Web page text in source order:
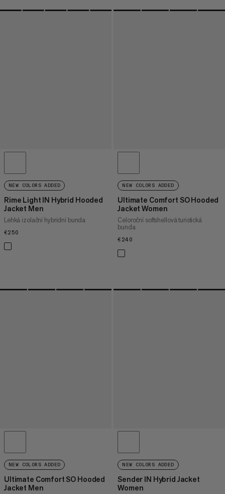
NEW COLORS ADDED
Rime Light IN Hybrid Hooded
Jacket Men
Lehká izolační hybridní bunda
€250
NEW COLORS ADDED
Ultimate Comfort SO Hooded
Jacket Women
Celoroční softshellová turistická
bunda
€240
NEW COLORS ADDED
Ultimate Comfort SO Hooded
Jacket Men
NEW COLORS ADDED
Sender IN Hybrid Jacket
Women